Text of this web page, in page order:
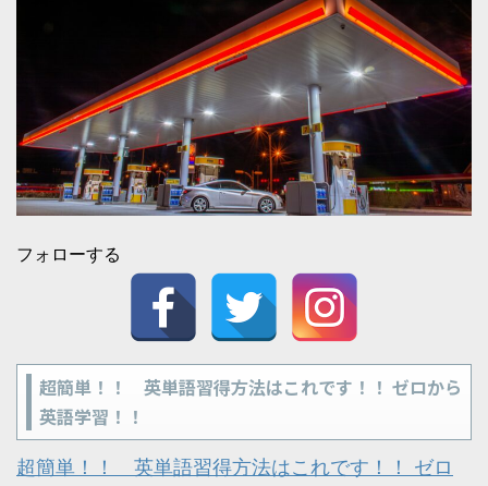
フォローする
超簡単！！ 英単語習得方法はこれです！！ ゼロから
英語学習！！
超簡単！！ 英単語習得方法はこれです！！ ゼロ